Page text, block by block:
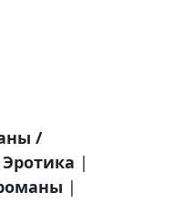
/
Эротика |
|